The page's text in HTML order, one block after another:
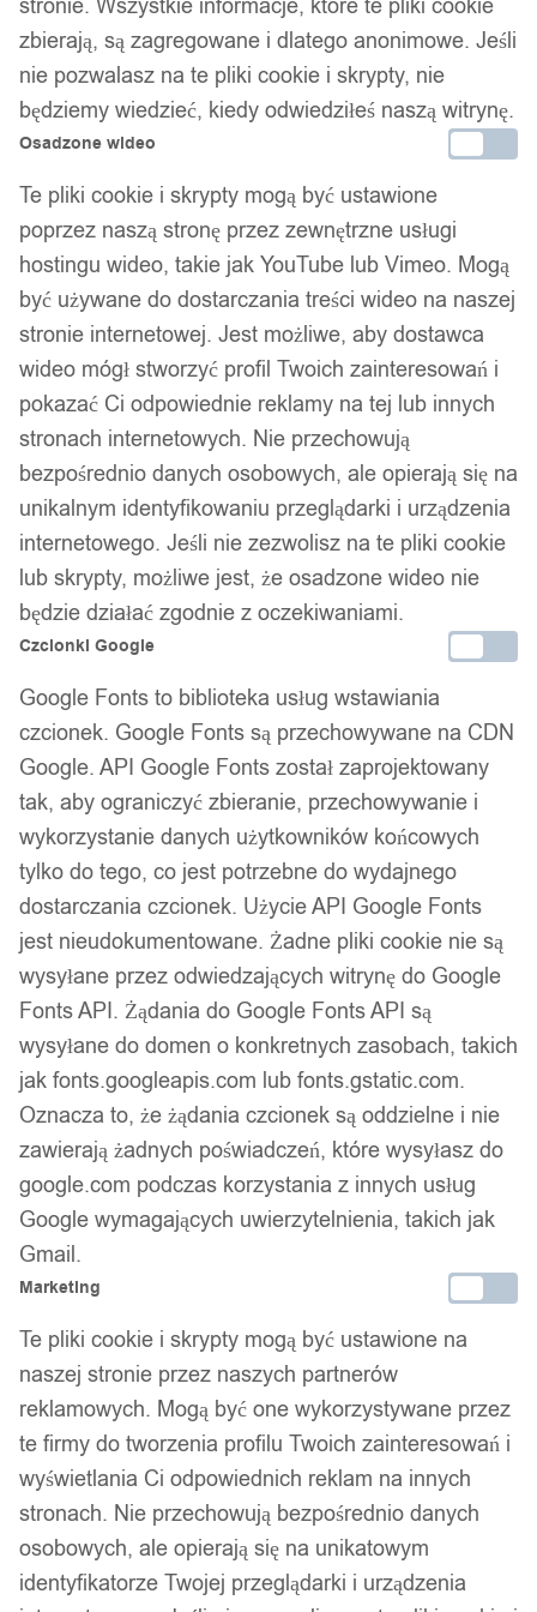
38,99zł
Darmowa dostawa od 90 zł
Dostawa w 24h
Zamówienia złożone do 14:00 wysyłamy tego samego dnia.
Dostawa w 24h
Zamówienia złożone do 14:00 wysyłamy tego samego dnia.
Kod produktu:
31ROUND_T_NM31
Dostępny w magazynie - szybka dostawa
Zamówienia złożone do 14:00 w dni robocze wysyłamy tego
samego dnia.
Bezpieczne płatności
14 dni na zwrot
Gwarancja producenta
Wsparcie w zakupie
Podobne produkty
Produkty, które mogą Cię zainteresować
Kabel aux jack - jack 3,5 stereo oplot 1 metr 114
12,99zł
zbierają, są zagregowane i dlatego anonimowe. Jeśli
nie pozwalasz na te pliki cookie i skrypty, nie
będziemy wiedzieć, kiedy odwiedziłeś naszą witrynę.
Osadzone wideo
Te pliki cookie i skrypty mogą być ustawione
poprzez naszą stronę przez zewnętrzne usługi
hostingu wideo, takie jak YouTube lub Vimeo. Mogą
być używane do dostarczania treści wideo na naszej
stronie internetowej. Jest możliwe, aby dostawca
wideo mógł stworzyć profil Twoich zainteresowań i
pokazać Ci odpowiednie reklamy na tej lub innych
stronach internetowych. Nie przechowują
bezpośrednio danych osobowych, ale opierają się na
unikalnym identyfikowaniu przeglądarki i urządzenia
internetowego. Jeśli nie zezwolisz na te pliki cookie
lub skrypty, możliwe jest, że osadzone wideo nie
będzie działać zgodnie z oczekiwaniami.
Czcionki Google
Google Fonts to biblioteka usług wstawiania
czcionek. Google Fonts są przechowywane na CDN
Google. API Google Fonts został zaprojektowany
tak, aby ograniczyć zbieranie, przechowywanie i
wykorzystanie danych użytkowników końcowych
tylko do tego, co jest potrzebne do wydajnego
dostarczania czcionek. Użycie API Google Fonts
jest nieudokumentowane. Żadne pliki cookie nie są
wysyłane przez odwiedzających witrynę do Google
Fonts API. Żądania do Google Fonts API są
wysyłane do domen o konkretnych zasobach, takich
jak fonts.googleapis.com lub fonts.gstatic.com.
Oznacza to, że żądania czcionek są oddzielne i nie
zawierają żadnych poświadczeń, które wysyłasz do
google.com podczas korzystania z innych usług
Google wymagających uwierzytelnienia, takich jak
Gmail.
Marketing
Te pliki cookie i skrypty mogą być ustawione na
naszej stronie przez naszych partnerów
reklamowych. Mogą być one wykorzystywane przez
te firmy do tworzenia profilu Twoich zainteresowań i
wyświetlania Ci odpowiednich reklam na innych
stronach. Nie przechowują bezpośrednio danych
osobowych, ale opierają się na unikatowym
identyfikatorze Twojej przeglądarki i urządzenia